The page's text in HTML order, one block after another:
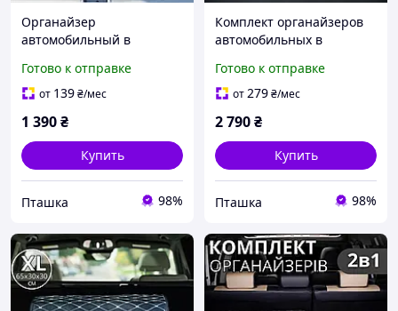
Органайзер
автомобильный в
саквояж ящик для
хранения акссесуаров в
Готово к отправке
от 139₴/мес
1 390₴
Купить
Пташка 98%
Комплект органайзеров
автомобильных в
саквояж ящик для
хранения акссесуаров в
Готово к отправке
от279₴/мес
2 790₴
Купить
Пташка 98%